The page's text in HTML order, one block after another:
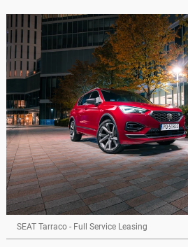
SEAT Tarraco - Full Service Leasing